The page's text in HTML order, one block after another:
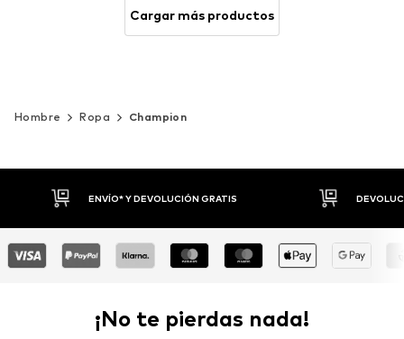
Cargar más productos
Hombre Ropa Champion
DEVOLUCIONES HASTA 30 DÍAS
¡No te pierdas nada!